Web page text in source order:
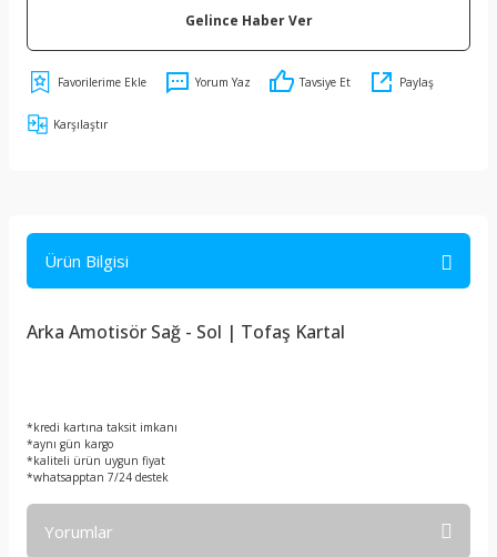
Gelince Haber Ver
Yorum Yaz Tavsiye Et Paylaş
Karşılaştır
Ürün Bilgisi
Arka Amotisör Sağ - Sol | Tofaş Kartal
*kredi kartına taksit imkanı
*aynı gün kargo
*kaliteli ürün uygun fiyat
*whatsapptan 7/24 destek
Yorumlar